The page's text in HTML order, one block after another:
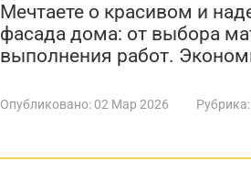
Мечтаете о красивом и
фасада дома: от выбора
выполнения работ.
Опубликовано: 02 Мар 2026 Рубрика: